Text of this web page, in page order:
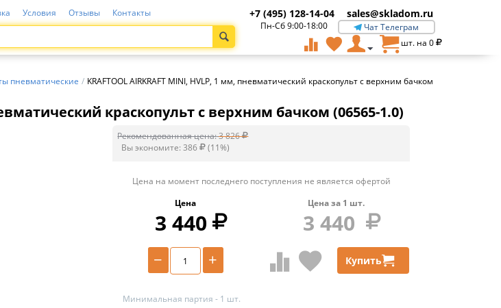
Условия Отзывы Контакты +7 (495) 128-14-04 sales@skladom.ru
Пн-Сб 9:00-18:00
Чат Телеграм
шт. на 0
пневматические / KRAFTOOL AIRKRAFT MINI, HVLP, 1 мм, пневматический краскопульт с верхним бачком
краскопульт с верхним бачком (06565-1.0)
Рекомендованная цена:3 826
Вы экономите:386 (11%)
Цена на момент последнего поступления не является офертой
Цена
3 440
Цена за 1 шт.
3 440
+
− Купить
Минимальная партия - 1 шт.